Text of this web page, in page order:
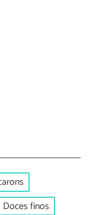
Doces finos